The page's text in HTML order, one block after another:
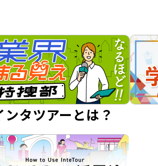
ンタツアーとは？